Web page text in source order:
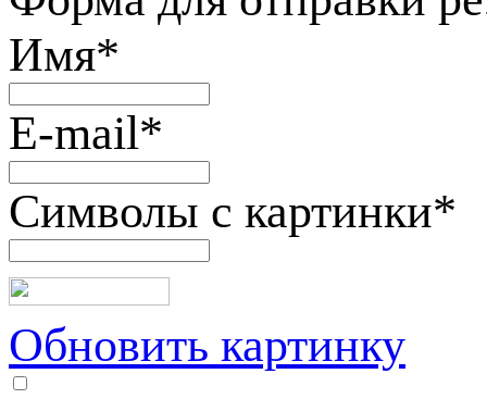
Имя*
E-mail*
Символы с картинки*
Обновить картинку